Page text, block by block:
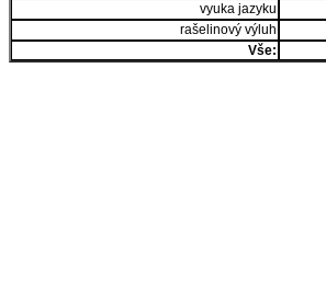
vyuka jazyku
rašelinový výluh
Vše: